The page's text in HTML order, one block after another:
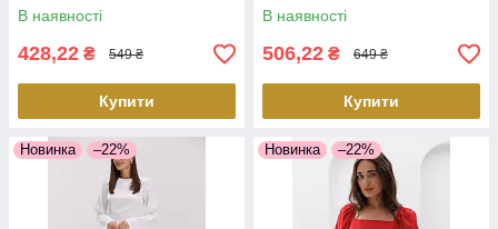
В наявності
428,22 ₴ 549 ₴
Купити
В наявності
506,22 ₴ 649 ₴
Купити
Новинка –22% Новинка –22%